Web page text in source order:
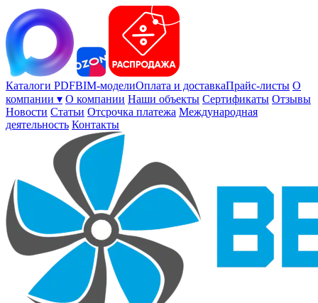
Каталоги PDFBIM-моделиОплата и доставкаПрайс-листы О
компании ▾ О компании Наши объекты Сертификаты Отзывы
Новости Статьи Отсрочка платежа Международная
деятельность Контакты